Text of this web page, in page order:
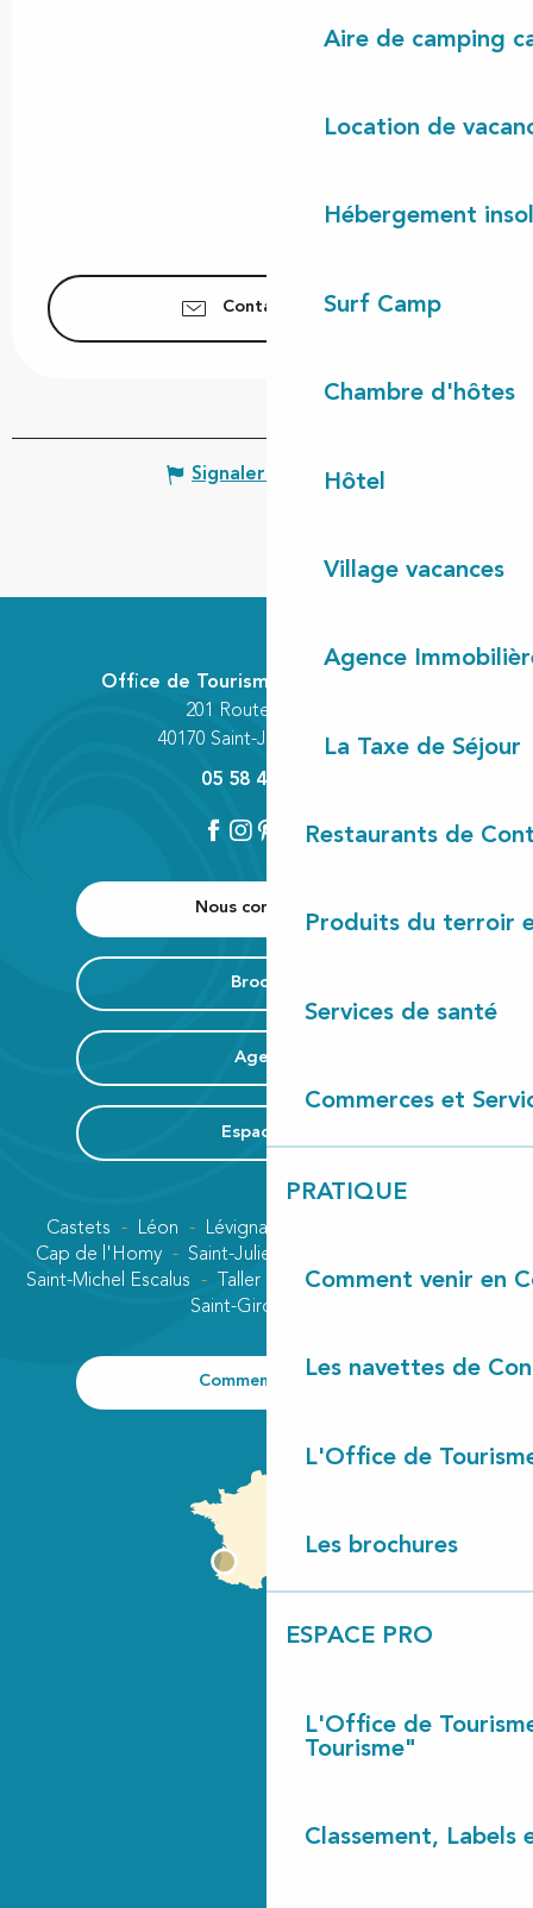
Aire de camping
Location de
Hébergement
Surf Camp
Chambre d'hôtes
Hôtel
Village vacances
Agence
La Taxe de Séjour
Restaurants de
Produits du terroir
Services de santé
Commerces et
PRATIQUE
Comment venir en
Les navettes de
L'Office de
Les brochures
ESPACE PRO
L'Office de
Tourisme"
Classement, Labels
Contactez-nous
Signaler une erreur
Nous contacter
Brochure
Agenda
Espace Pro
Office de Tourisme Communautaire
201 Route des Lacs
40170 Saint-Julien-en-Born
05 58 42 89 80
Castets Léon Lévignacq
Cap de l'Homy
Saint-Julien-en-Born
Saint-Michel Escalus
Taller Uza
Vielle-Saint-Girons
Saint-Girons plage
Comment venir ?